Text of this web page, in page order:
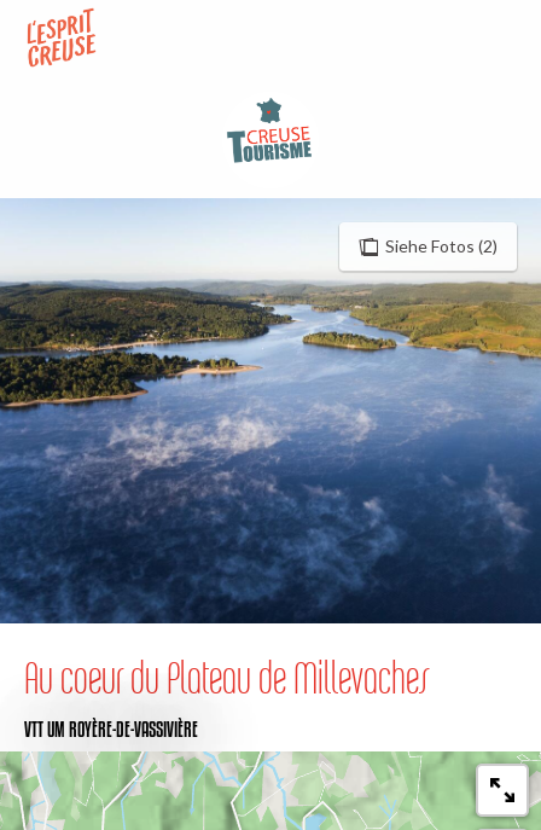
contenu
Siehe Fotos (2)
Au coeur du Plateau de Millevaches
VTTUM ROYÈRE-DE-VASSIVIÈRE